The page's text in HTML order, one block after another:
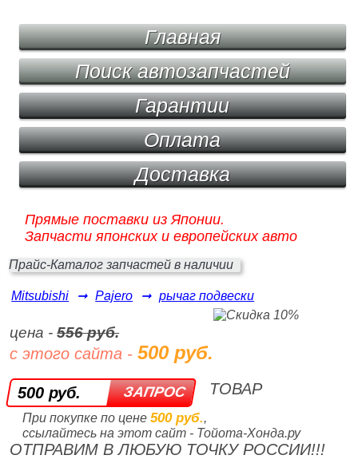
Главная
Поиск автозапчастей
Гарантии
Оплата
Доставка
Прямые поставки из Японии.
Запчасти японских и европейских авто
Прайс-Каталог запчастей в наличии
Mitsubishi ➞ Pajero ➞ рычаг подвески
цена -556 руб.
с этого сайта -500 руб.
500 руб.
При покупке по цене 500 руб.,
ссылайтесь на этот сайт - Тойота-Хонда.ру
ТОВАР
ОТПРАВИМ В ЛЮБУЮ ТОЧКУ РОССИИ!!!